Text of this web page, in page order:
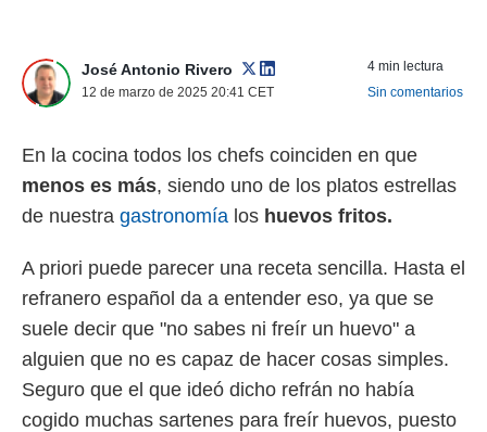
y
más
y
de
disponible
José Antonio Rivero
12 de marzo de 2025 20:41 CET
4 min lectura
Sin comentarios
En la cocina todos los chefs coinciden en que
menos es más, siendo uno de los platos estrellas
de nuestra gastronomía los huevos fritos.
A priori puede parecer una receta sencilla. Hasta el
refranero español da a entender eso, ya que se
suele decir que "no sabes ni freír un huevo" a
alguien que no es capaz de hacer cosas simples.
Seguro que el que ideó dicho refrán no había
cogido muchas sartenes para freír huevos, puesto